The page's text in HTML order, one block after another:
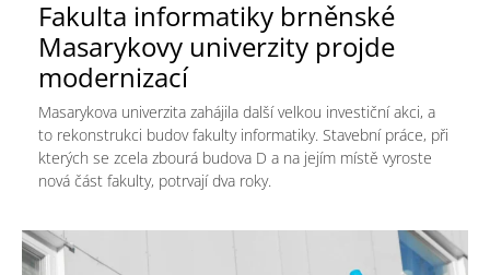
Fakulta informatiky brněnské
Masarykovy univerzity projde
modernizací
Masarykova univerzita zahájila další velkou investiční akci, a
to rekonstrukci budov fakulty informatiky. Stavební práce, při
kterých se zcela zbourá budova D a na jejím místě vyroste
nová část fakulty, potrvají dva roky.